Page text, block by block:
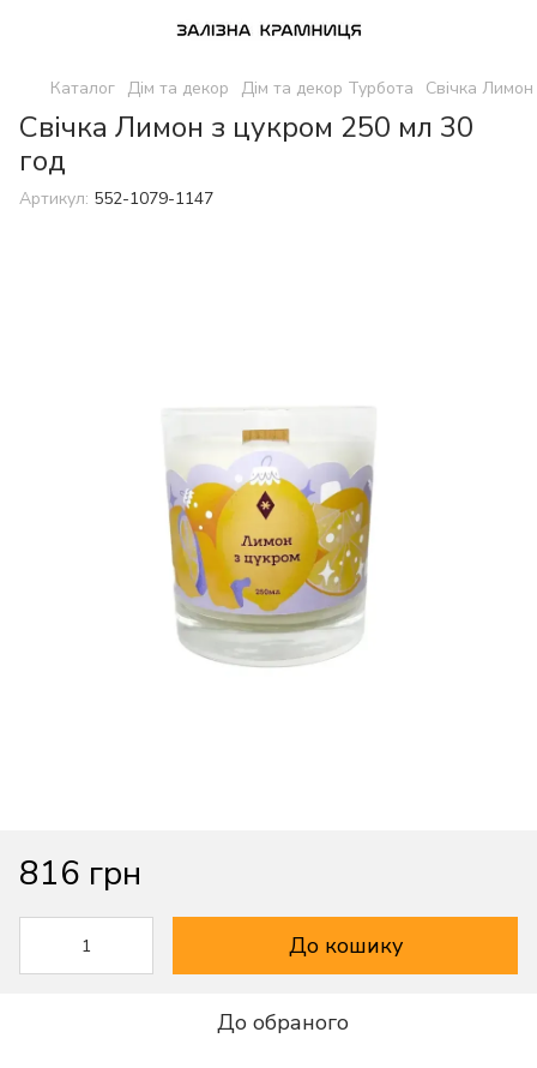
Каталог Дім та декор Дім та декор Турбота Свічка
Свічка Лимон з цукром 250 мл 30
год
Артикул: 552-1079-1147
816 грн
До кошику
До обраного